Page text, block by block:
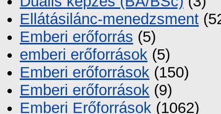
Ellátásilánc-menedzsment
Emberi erőforrás (5)
emberi erőforrások (5)
Emberi erőforrások (150)
Emberi erőforrások (9)
Emberi Erőforrások (1062)